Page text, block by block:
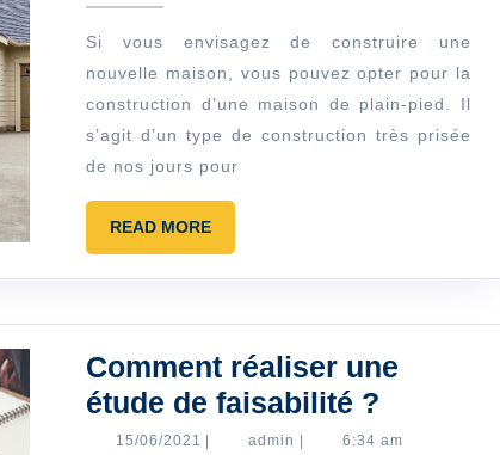
maison
de
plain-
pied
Si vous envisagez de construire une
nouvelle maison, vous pouvez opter pour la
construction d’une maison de plain-pied. Il
s’agit d’un type de construction très prisée
de nos jours pour
READ MOREREAD
MORE
Comment réaliser une
étude de faisabilité ?
réaliser
15/06/2021 15/06/2021
admin admin 6:34 am